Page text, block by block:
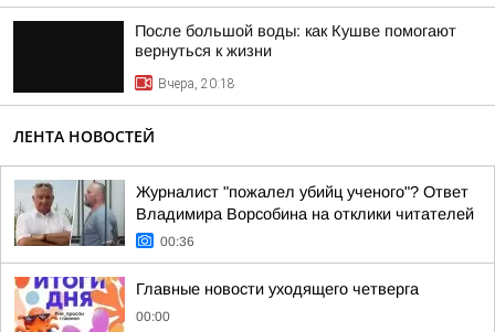
После большой воды: как Кушве помогают
вернуться к жизни
Вчера, 20:18
ЛЕНТА НОВОСТЕЙ
Журналист "пожалел убийц ученого"? Ответ
Владимира Ворсобина на отклики читателей
00:36
Главные новости уходящего четверга
00:00